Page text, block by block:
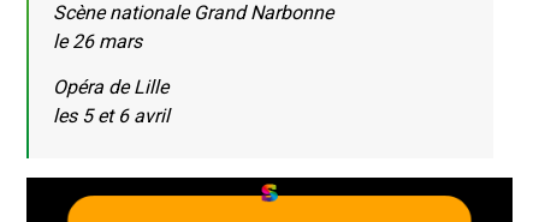
Scène nationale Grand Narbonne
le 26 mars
Opéra de Lille
les 5 et 6 avril